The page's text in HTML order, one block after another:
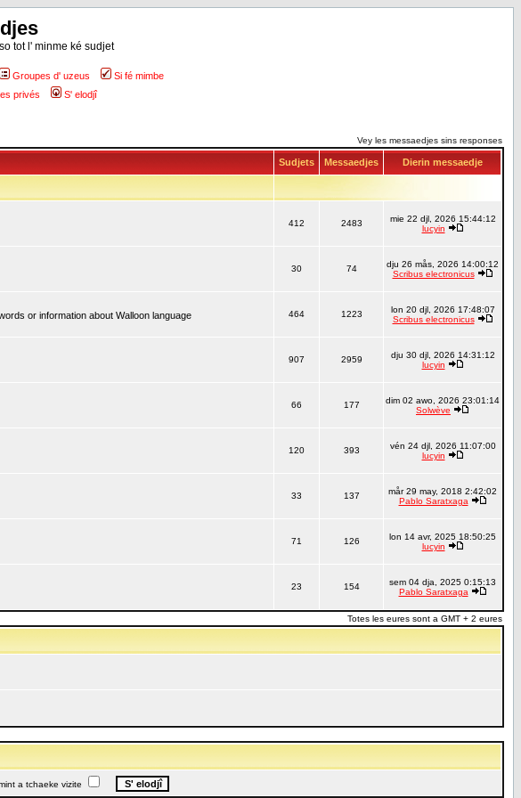
tot l' minme ké sudjet
Groupes d' uzeus
Si fé mimbe
privés S' elodjî
Vey les messaedjes sins responses
Sudjets Messaedjes Dierin messaedje
412 2483
mie 22 djl, 2026 15:44:12
lucyin
30 74
dju 26 mås, 2026 14:00:12
Scribus electronicus
or information about Walloon language 464 1223
lon 20 djl, 2026 17:48:07
Scribus electronicus
907 2959
dju 30 djl, 2026 14:31:12
lucyin
66 177
dim 02 awo, 2026 23:01:14
Solwève
120 393
vén 24 djl, 2026 11:07:00
lucyin
33 137
mår 29 may, 2018 2:42:02
Pablo Saratxaga
71 126
lon 14 avr, 2025 18:50:25
lucyin
23 154
sem 04 dja, 2025 0:15:13
Pablo Saratxaga
Totes les eures sont a GMT + 2 eures
a tchaeke vizite